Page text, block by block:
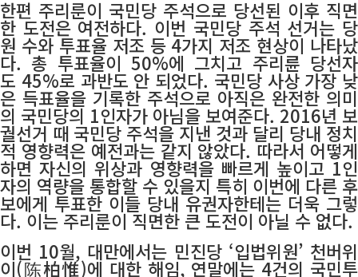
한편 주리룬이 국민당 주석으로 당선된 이후 직면
한 도전은 여전하다. 이번 국민당 주석 선거는 당
원 수와 투표율 저조 등 4가지 저조 현상이 나타났
다. 총 투표율이 50%에 그치고 주리륜 당선자
도 45%로 과반도 안 되었다. 국민당 사상 가장 낮
은 득표율을 기록한 주석으로 아직은 완전한 의미
의 국민당의 1인자가 아님을 보여준다. 2016년 보
궐선거 때 국민당 주석을 지낸 것과 달리 당내 정치
적 영향력은 예전과는 같지 않았다. 따라서 어떻게
하면 자신의 위상과 영향력을 빠르게 높이고 1인
자의 역량을 통합할 수 있을지 특히 이번에 다른 후
보에게 투표한 이들 당내 유권자한테는 더욱 그렇
다. 이는 주리룬이 직면한 큰 도전이 아닐 수 없다.
이번 10월, 대만에서는 민진당 ‘입법위원’ 천버위
이(陈柏惟)에 대한 해임, 연말에는 4건의 국민투